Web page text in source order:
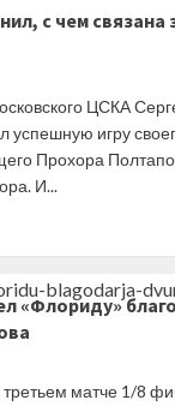
с чем связана
ЦСКА
успешную игру
Прохора
И...
«Флориду»
матче 1/8